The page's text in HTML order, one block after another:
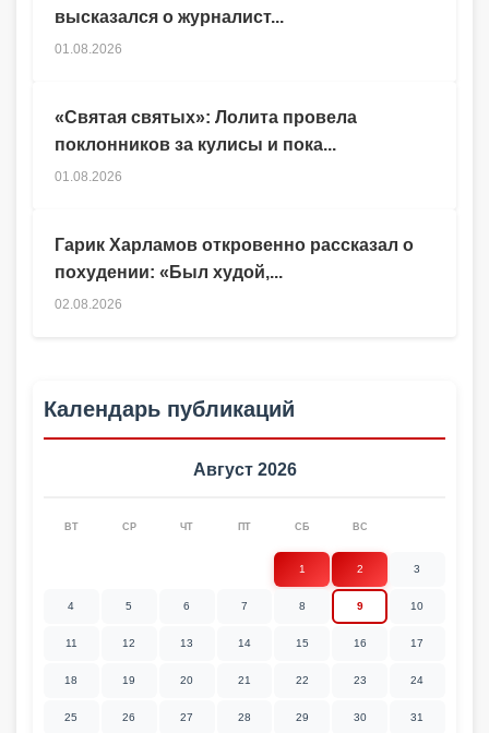
Гарик Харламов откровенно рассказал о
похудении: «Был худой,...
02.08.2026
высказался о журналист...
01.08.2026
«Святая святых»: Лолита провела
поклонников за кулисы и пока...
01.08.2026
Календарь публикаций
Август 2026
ВТ СР ЧТ ПТ СБ ВС
1 2 3
4 5 6 7 8 9 10
11 12 13 14 15 16 17
18 19 20 21 22 23 24
25 26 27 28 29 30 31